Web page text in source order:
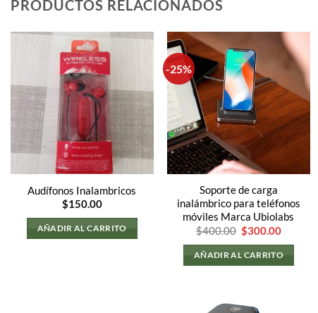
PRODUCTOS RELACIONADOS
Audífonos Inalambricos
$150.00
AÑADIR AL CARRITO
-25%
Soporte de carga
inalámbrico para teléfonos
móviles Marca Ubiolabs
$400.00 El
precio
original
era:
$400.00.
$300.00El
actual
es:
$300.00.
AÑADIR AL CARRITO